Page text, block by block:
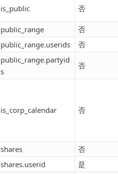
is_public 否
public_range
否
public_range.userids
否
public_range.partyid
s
否
is_corp_calendar 否
shares
否
shares.userid
是